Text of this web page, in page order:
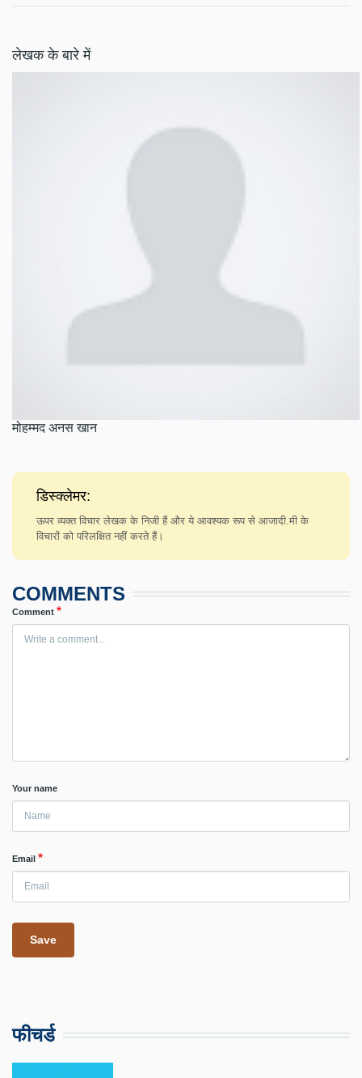
लेखक के बारे में
मोहम्मद अनस खान
डिस्क्लेमर:
ऊपर व्यक्त विचार लेखक के निजी हैं और ये आवश्यक रूप से आजादी.मी के
विचारों को परिलक्षित नहीं करते हैं।
COMMENTS
Comment
Your name
Email
फीचर्ड